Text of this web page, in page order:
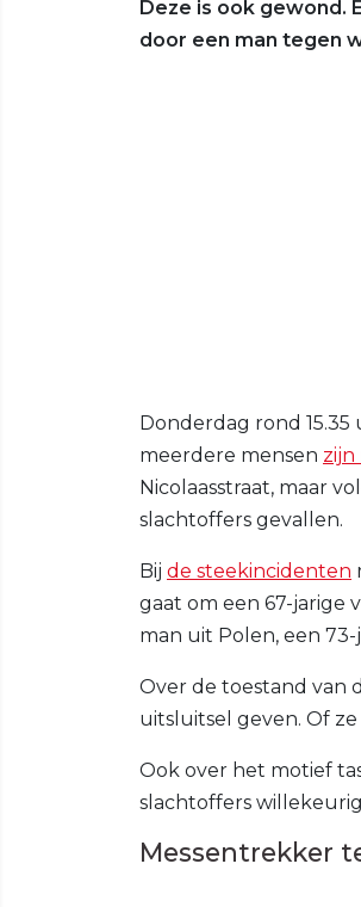
Deze is ook gewond.
door een man tegen
Donderdag rond
meerdere mensen zijn
Nicolaasstraat, maar
slachtoffers gevallen.
Bij de steekincidenten
gaat om een 67-jarige
man uit Polen, een
Over de toestand van
uitsluitsel geven. Of
Ook over het motief
slachtoffers
Messentrekker